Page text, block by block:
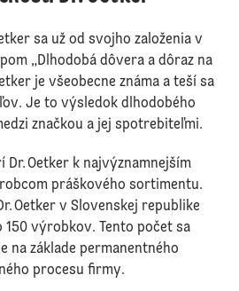
sa už od svojho založenia v
„Dlhodobá dôvera a dôraz na
je všeobecne známa a teší sa
Je to výsledok dlhodobého
značkou a jej spotrebiteľmi.
Dr. Oetker k najvýznamnejším
práškového sortimentu.
Oetker v Slovenskej republike
150 výrobkov. Tento počet sa
na základe permanentného
procesu firmy.